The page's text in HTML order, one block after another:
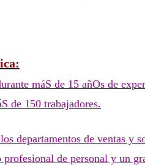
máS de 15 añOs de
de 150 trabajadores.
departamentos de ventas y
de personal y un